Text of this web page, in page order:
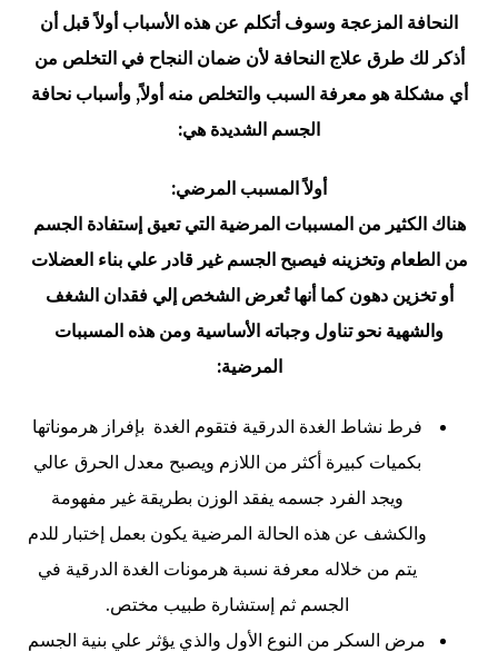
النحافة المزعجة وسوف أتكلم عن هذه الأسباب أولاً قبل أن
أذكر لك طرق علاج النحافة لأن ضمان النجاح في التخلص من
أي مشكلة هو معرفة السبب والتخلص منه أولاً, وأسباب نحافة
الجسم الشديدة هي:
أولاً المسبب المرضي:
هناك الكثير من المسببات المرضية التي تعيق إستفادة الجسم
من الطعام وتخزينه فيصبح الجسم غير قادر علي بناء العضلات
أو تخزين دهون كما أنها تُعرض الشخص إلي فقدان الشغف
والشهية نحو تناول وجباته الأساسية ومن هذه المسببات
المرضية:
فرط نشاط الغدة الدرقية فتقوم الغدة بإفراز هرموناتها
بكميات كبيرة أكثر من اللازم ويصبح معدل الحرق عالي
ويجد الفرد جسمه يفقد الوزن بطريقة غير مفهومة
والكشف عن هذه الحالة المرضية يكون بعمل إختبار للدم
يتم من خلاله معرفة نسبة هرمونات الغدة الدرقية في
الجسم ثم إستشارة طبيب مختص.
مرض السكر من النوع الأول والذي يؤثر علي بنية الجسم